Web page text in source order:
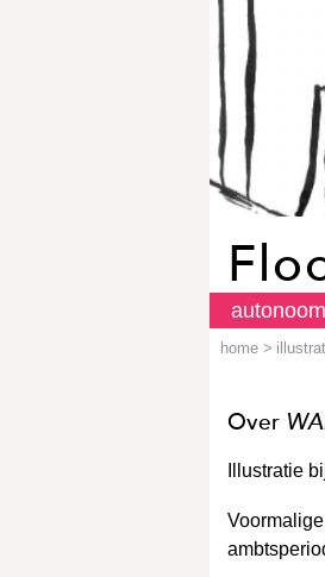
autonoom
home >
Over
Illustratie